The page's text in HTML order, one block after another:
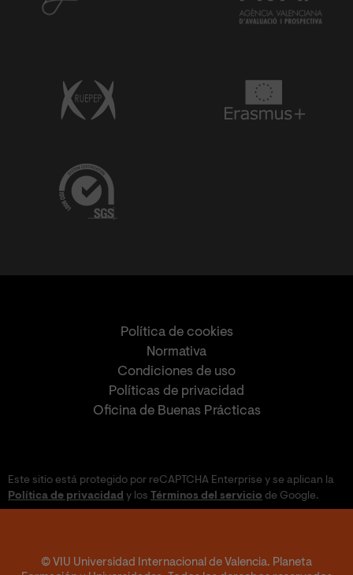
Política de cookies
Normativa
Condiciones de uso
Políticas de privacidad
Oficina de Buenas Prácticas
Este sitio está protegido por reCAPTCHA Enterprise y se aplican la
Política de privacidad y los Términos del servicio de Google.
© VIU Universidad Internacional de Valencia. Planeta